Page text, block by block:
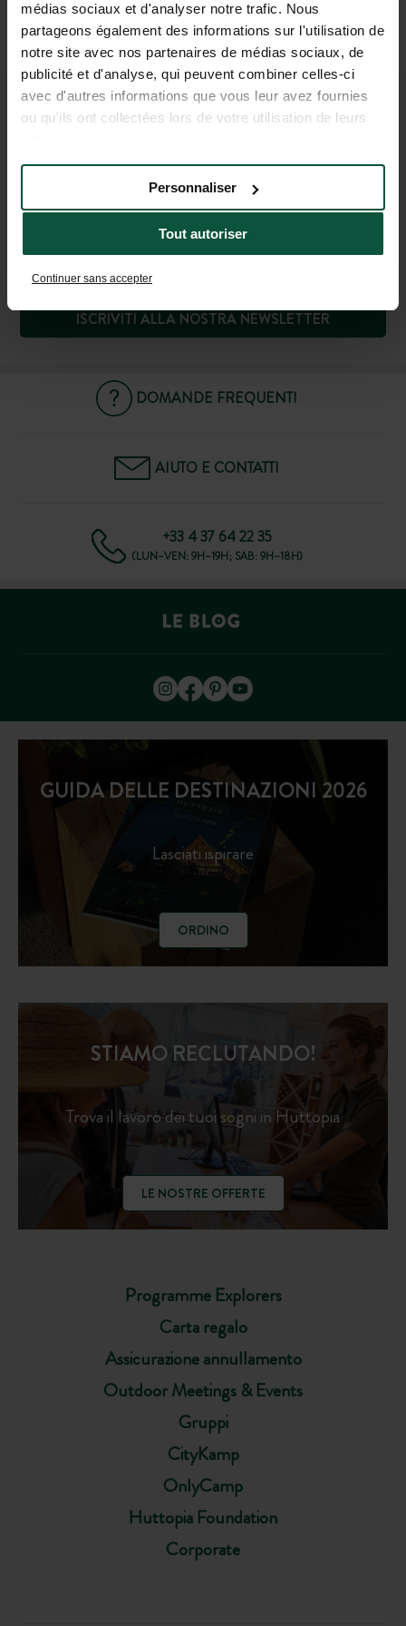
médias sociaux et d'analyser notre trafic. Nous
partageons également des informations sur l'utilisation de
notre site avec nos partenaires de médias sociaux, de
publicité et d'analyse, qui peuvent combiner celles-ci
avec d'autres informations que vous leur avez fournies
ou qu'ils ont collectées lors de votre utilisation de leurs
Tout autoriser
Personnaliser
Continuer sans accepter
Poi
Auto o taxi
(2 h per Lione, 1 h per Digione)
UNISCITI ALLA NOSTRA
COMUNITÀ
Per essere i primi a conoscere le novità e le offerte
promozionali di Huttopia!
ISCRIVITI ALLA NOSTRA NEWSLETTER
DOMANDE FREQUENTI
AIUTO E CONTATTI
+33 4 37 64 22 35
(LUN–VEN: 9H–19H; SAB: 9H–18H)
GUIDA DELLE DESTINAZIONI 2026
Lasciati ispirare
ORDINO
Programme Explorers
Carta regalo
Assicurazione annullamento
Outdoor Meetings & Events
Gruppi
CityKamp
OnlyCamp
Huttopia Foundation
Corporate
STIAMO RECLUTANDO!
Trova il lavoro dei tuoi sogni in Huttopia
LE NOSTRE OFFERTE